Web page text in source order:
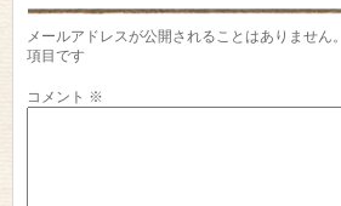
メールアドレスが公開されることはありません。
項目です
コメント ※